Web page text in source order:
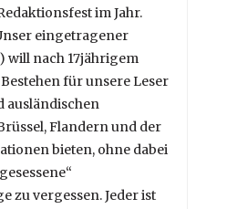
im Jahr.
eingetragener
will nach 17jährigem
für unsere Leser
ausländischen
Flandern und der
bieten, ohne dabei
zu vergessen. Jeder ist